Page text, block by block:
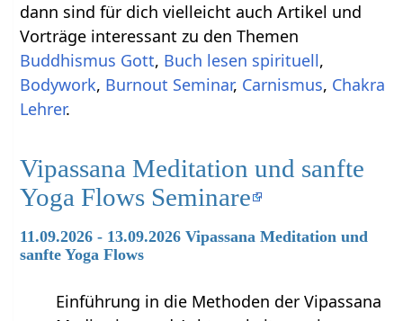
dann sind für dich vielleicht auch Artikel und
Vorträge interessant zu den Themen
Buddhismus Gott, Buch lesen spirituell,
Bodywork, Burnout Seminar, Carnismus, Chakra
Lehrer.
Vipassana Meditation und sanfte
Yoga Flows Seminare
11.09.2026 - 13.09.2026 Vipassana Meditation und
sanfte Yoga Flows
Einführung in die Methoden der Vipassana